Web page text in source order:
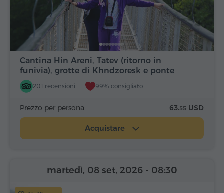
Cantina Hin Areni, Tatev (ritorno in
funivia), grotte di Khndzoresk e ponte
201 recensioni 99% consigliato
Prezzo per persona 63.55 USD
Acquistare
martedì, 08 set, 2026 - 08:30